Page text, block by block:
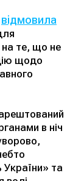
відмовила
на те, що не
щодо
в ніч
України» та